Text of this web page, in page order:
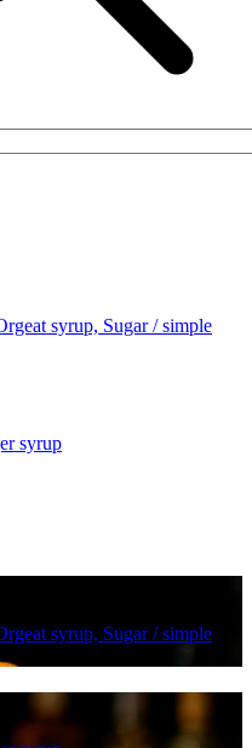
syrup, Sugar / simple
syrup
syrup, Sugar / simple